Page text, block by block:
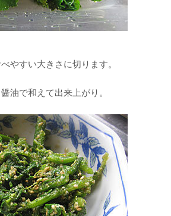
やすい大きさに切ります。
油で和えて出来上がり。